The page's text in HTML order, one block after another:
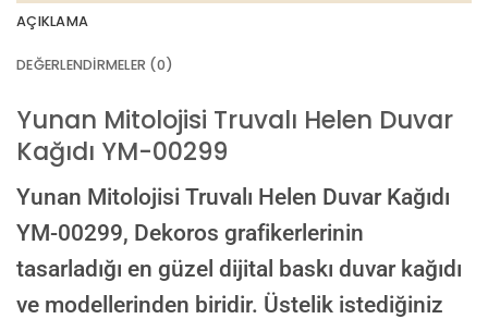
GÖRSEL LINKI
E-posta ile de gönderebilirsiniz:
AÇIKLAMA
DEĞERLENDIRMELER (0)
Yunan Mitolojisi Truvalı Helen Duvar
Kağıdı YM-00299
Yunan Mitolojisi Truvalı Helen Duvar Kağıdı
YM-00299, Dekoros grafikerlerinin
tasarladığı en güzel dijital baskı duvar kağıdı
ve modellerinden biridir. Üstelik istediğiniz